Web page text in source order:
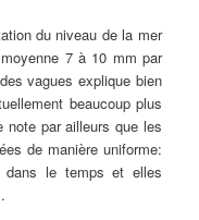
du niveau de la mer
7 à 10 mm par
vagues explique bien
beaucoup plus
note par ailleurs que les
de manière uniforme:
dans le temps et elles